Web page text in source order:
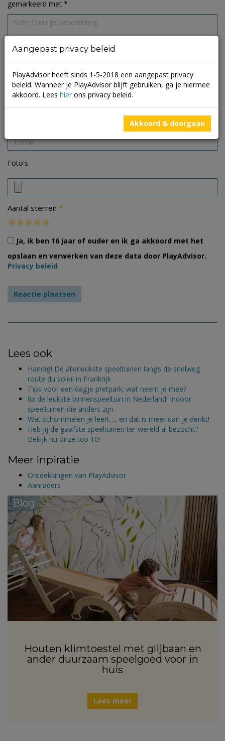
gemarkeerd met *
Foto's
Aantal sterren *
Ja, ik ben 16 jaar of ouder en ik ga akkoord met het
opslaan en verwerken van deze data door PlayAdvisor.
Privacy beleid
Lees ook
Handig! De allerleukste speeltuinen langs de snelweg
route du soleil in Frankrijk
Tips voor een dagje pretpark; wat neem je mee?
8x de leukste binnenspeeltuin in Nederland! Indoor
speeltuinen die anders zijn.
Wat schommelen je leert…, en dat is meer dan je denkt!
Heb jij de gaafste speeltuinen ter wereld al bezocht?
Bekijk nu onze top 10!
Meer inpiratie
Ontdekkingen van PlayAdvisor
Aanraders
Blog
Houten klimtoestel met glijbaan en
ander duurzaam speelgoed voor in
huis
Lees meer
Aangepast privacy beleid
PlayAdvisor heeft sinds 1-5-2018 een aangepast privacy
beleid. Wanneer je PlayAdvisor blijft gebruiken, ga je hiermee
akkoord. Lees hier ons privacy beleid.
Akkoord & doorgaan